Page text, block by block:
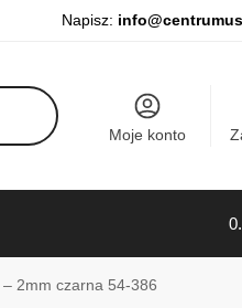
Napisz:
Moje konto
2mm czarna 54-386